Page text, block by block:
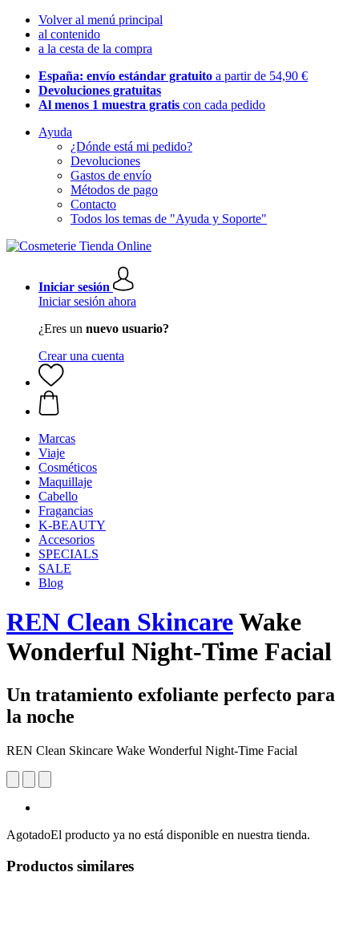
Volver al menú principal
al contenido
a la cesta de la compra
España: envío estándar gratuito a partir de 54,90 €
Devoluciones gratuitas
Al menos 1 muestra gratis con cada pedido
Ayuda
¿Dónde está mi pedido?
Devoluciones
Gastos de envío
Métodos de pago
Contacto
Todos los temas de "Ayuda y Soporte"
Iniciar sesión
Iniciar sesión ahora
¿Eres un nuevo usuario?
Crear una cuenta
Marcas
Viaje
Cosméticos
Maquillaje
Cabello
Fragancias
K-BEAUTY
Accesorios
SPECIALS
SALE
Blog
REN Clean SkincareWake
Wonderful Night-Time Facial
Un tratamiento exfoliante perfecto para
la noche
REN Clean Skincare Wake Wonderful Night-Time Facial
AgotadoEl producto ya no está disponible en nuestra tienda.
Productos similares